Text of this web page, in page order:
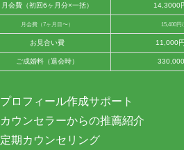
月会費（初回6ヶ月分×一括） 14,3000
月会費（7ヶ月目〜） 15,400円/
お見合い費 11,000
ご成婚料（退会時）
プロフィール作成サポート
カウンセラーからの推薦紹介
定期カウンセリング